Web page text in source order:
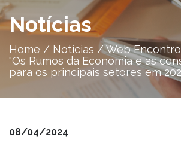
Notícias
Home / Notícias /Web Encontro
“Os Rumos da Economia e as
para os principais setores em
08/04/2024